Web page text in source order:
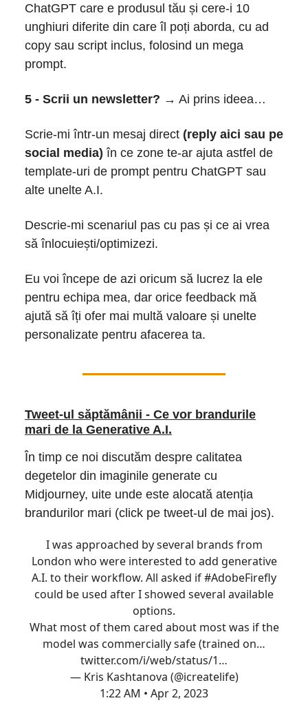
ChatGPT care e produsul tău și cere-i 10
unghiuri diferite din care îl poți aborda, cu ad
copy sau script inclus, folosind un mega
prompt.
5 - Scrii un newsletter? → Ai prins ideea…
Scrie-mi într-un mesaj direct (reply aici sau pe
social media) în ce zone te-ar ajuta astfel de
template-uri de prompt pentru ChatGPT sau
alte unelte A.I.
Descrie-mi scenariul pas cu pas și ce ai vrea
să înlocuiești/optimizezi.
Eu voi începe de azi oricum să lucrez la ele
pentru echipa mea, dar orice feedback mă
ajută să îți ofer mai multă valoare și unelte
personalizate pentru afacerea ta.
Tweet-ul săptămânii - Ce vor brandurile
mari de la Generative A.I.
În timp ce noi discutăm despre calitatea
degetelor din imaginile generate cu
Midjourney, uite unde este alocată atenția
brandurilor mari (click pe tweet-ul de mai jos).
I was approached by several brands from
London who were interested to add generative
A.I. to their workflow. All asked if#AdobeFirefly
could be used after I showed several available
options.
What most of them cared about most was if the
model was commercially safe (trained on…
twitter.com/i/web/status/1…
— Kris Kashtanova (@icreatelife)
1:22 AM • Apr 2, 2023